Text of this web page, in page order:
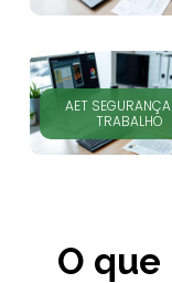
AET
TRABALHO
O